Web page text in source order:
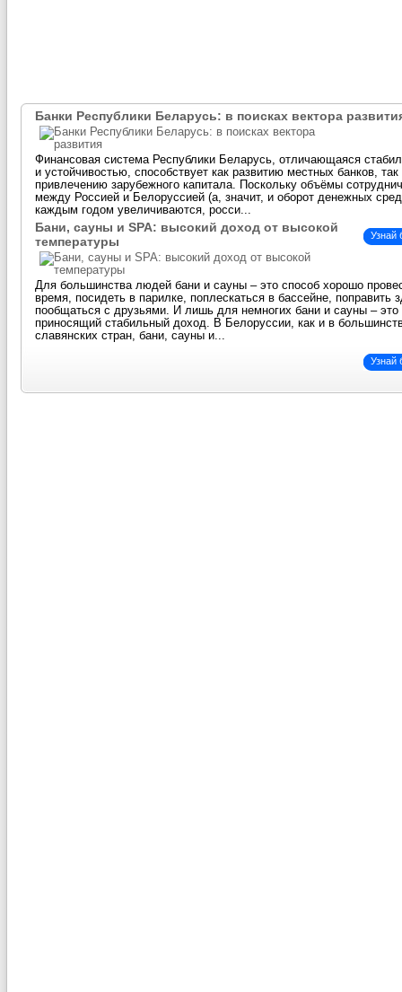
Банки Республики Беларусь: в поисках вектора
Финансовая система Республики Беларусь, отличающаяся
и устойчивостью, способствует как развитию местных банков, так
привлечению зарубежного капитала. Поскольку объёмы
между Россией и Белоруссией (а, значит, и оборот денежных
каждым годом увеличиваются, росси...
Узнай
Бани, сауны и SPA: высокий доход от высокой
температуры
Для большинства людей бани и сауны – это способ хорошо
время, посидеть в парилке, поплескаться в бассейне, поправить
пообщаться с друзьями. И лишь для немногих бани и сауны – это
приносящий стабильный доход. В Белоруссии, как и в
славянских стран, бани, сауны и...
Узнай